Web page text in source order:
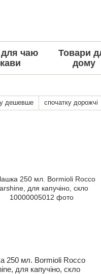
чаю
Товари
дому
дешевше спочатку дорожчі
250 мл. Bormioli Rocco
для капучіно, скло